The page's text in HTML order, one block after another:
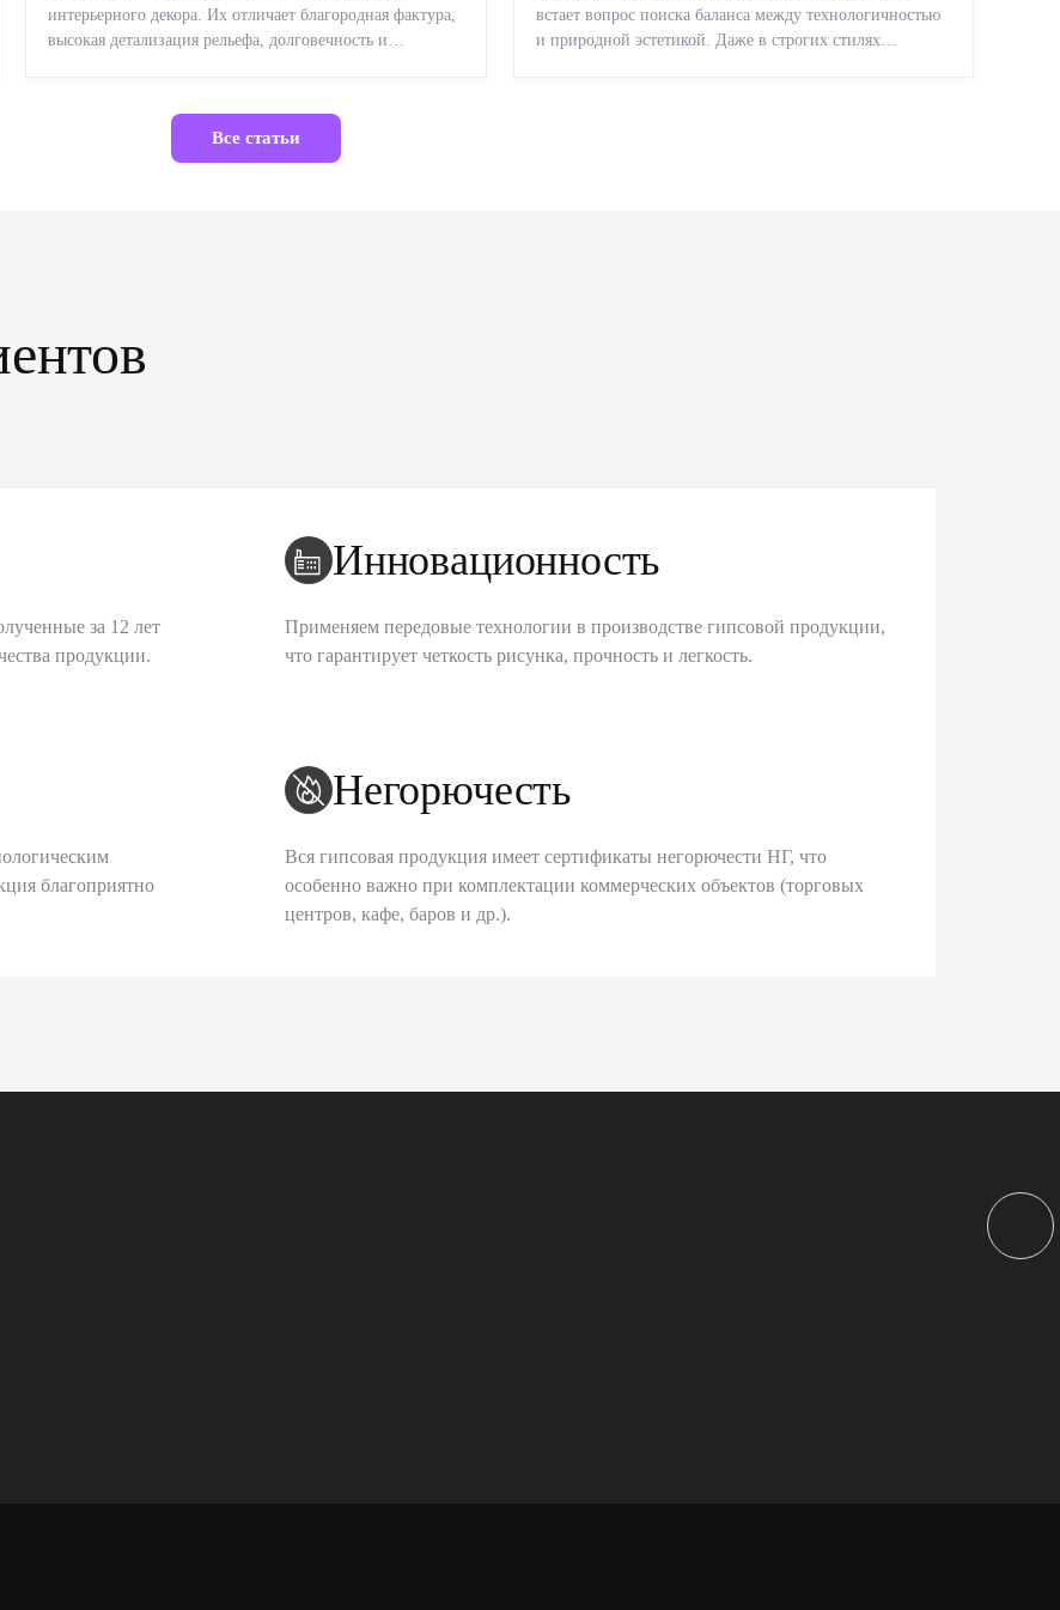
интерьерного декора. Их отличает благородная фактура,
высокая детализация рельефа, долговечность и
встает вопрос поиска баланса между технологичностью
и природной эстетикой. Даже в строгих стилях
Все статьи
за 12 лет
продукции.
Инновационность
Применяем передовые технологии в производстве гипсовой продукции,
что гарантирует четкость рисунка, прочность и легкость.
благоприятно
Негорючесть
Вся гипсовая продукция имеет сертификаты негорючести НГ, что
особенно важно при комплектации коммерческих объектов (торговых
центров, кафе, баров и др.).